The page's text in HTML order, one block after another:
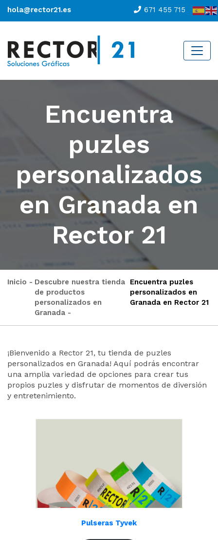
hola@rector21.es 671 455 715
Encuentra
puzles
personalizados
en Granada en
Rector 21
Inicio
Descubre nuestra tienda
de productos
personalizados en
Granada
Encuentra puzles
personalizados en
Granada en Rector 21
¡Bienvenido a Rector 21, tu tienda de puzles
personalizados en Granada! Aquí podrás encontrar
una amplia variedad de opciones para crear tus
propios puzles y disfrutar de momentos de diversión
y entretenimiento.
Pulseras Tyvek